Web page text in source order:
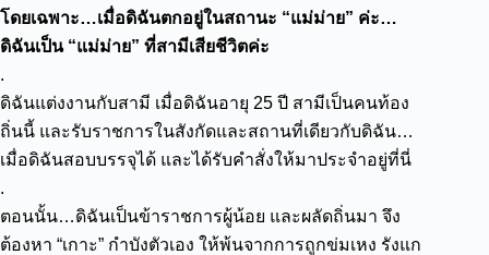
โดยเฉพาะ…เมื่อดิฉันตกอยู่ในสถานะ “แม่ม่าย” ค่ะ…
ดิฉันเป็น “แม่ม่าย” ที่สามีเสียชีวิตค่ะ
.
ดิฉันแต่งงานกับสามี เมื่อดิฉันอายุ 25 ปี สามีเป็นคนท้อง
ถิ่นนี้ และรับราชการในสังกัดและสถานที่เดียวกับดิฉัน…
เมื่อดิฉันสอบบรรจุได้ และได้รับคำสั่งให้มาประจำอยู่ที่นี่
.
ตอนนั้น…ดิฉันเป็นข้าราชการผู้น้อย และผลัดถิ่นมา จึง
ต้องหา “เกาะ” กำบังตัวเอง ให้พ้นจากการถูกข่มเหง รังแก